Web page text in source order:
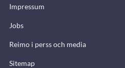
Impressum
Jobs
Reimo i perss och media
Sitemap